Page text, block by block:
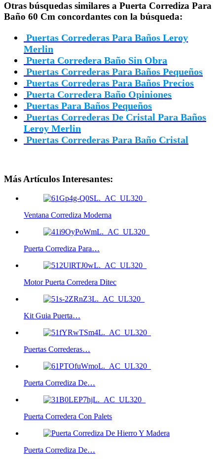
Otras búsquedas similares a Puerta Corrediza Para
Baño 60 Cm concordantes con la búsqueda:
Puertas Correderas Para Baños Leroy
Merlin
Puerta Corredera Baño Sin Obra
Puertas Correderas Para Baños Pequeños
Puertas Correderas Para Baños Precios
Puerta Corredera Baño Opiniones
Puertas Para Baños Pequeños
Puertas Correderas De Cristal Para Baños
Leroy Merlin
Puertas Correderas Para Baño Cristal
Más Artículos Interesantes:
Ventana Corrediza Moderna
Puerta Corrediza Para…
Motor Puerta Corredera Ditec
Kit Guia Puerta…
Puertas Correderas…
Puerta Corrediza De…
Puerta Corredera Con Palets
Puerta Corrediza De…